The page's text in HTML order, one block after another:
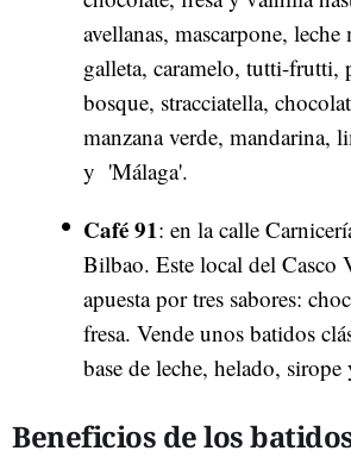
avellanas, mascarpone, leche
galleta, caramelo, tutti-frutti,
bosque, stracciatella,
manzana verde, mandarina,
y 'Málaga'.
Café 91: en la calle
Bilbao. Este local del Casco
apuesta por tres sabores:
fresa. Vende unos batidos
base de leche, helado, sirope
Beneficios de los